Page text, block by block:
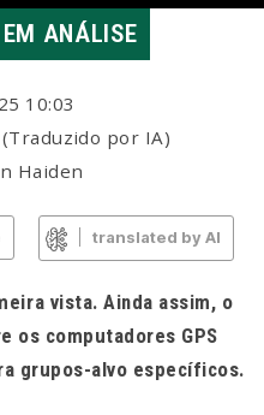
ANÁLISE
10:03
por IA)
Haiden
translated by AI
vista. Ainda assim, o
os computadores GPS
grupos-alvo específicos.